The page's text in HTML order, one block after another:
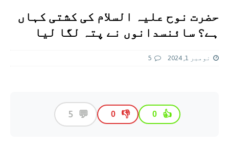
حضرت نوح علیہ السلام کی کشتی کہاں
ہے؟ سائنسدانوں نے پتہ لگا لیا
نومبر 1, 2024 5
👍
0
👎
0
💬
5